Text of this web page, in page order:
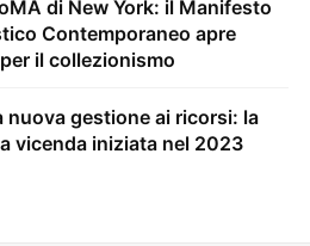
di New York: il Manifesto
Contemporaneo apre
il collezionismo
nuova gestione ai ricorsi: la
vicenda iniziata nel 2023